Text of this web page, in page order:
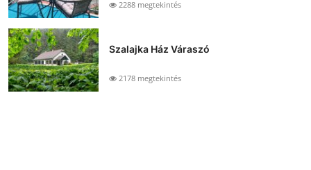
2288 megtekintés
Szalajka Ház Váraszó
2178 megtekintés